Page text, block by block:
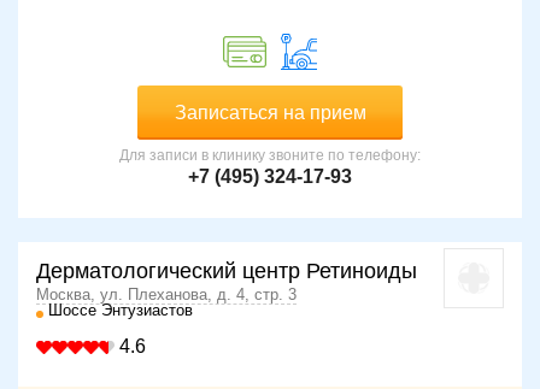
Записаться на прием
Для записи в клинику звоните по телефону:
+7 (495) 324-17-93
Дерматологический центр Ретиноиды
Москва, ул. Плеханова, д. 4, стр. 3
Шоссе Энтузиастов
4.6